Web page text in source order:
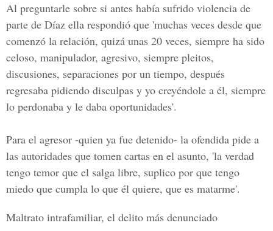
Al preguntarle sobre si antes había sufrido violencia de
parte de Díaz ella respondió que 'muchas veces desde que
comenzó la relación, quizá unas 20 veces, siempre ha sido
celoso, manipulador, agresivo, siempre pleitos,
discusiones, separaciones por un tiempo, después
regresaba pidiendo disculpas y yo creyéndole a él, siempre
lo perdonaba y le daba oportunidades'.
Para el agresor -quien ya fue detenido- la ofendida pide a
las autoridades que tomen cartas en el asunto, 'la verdad
tengo temor que el salga libre, suplico por que tengo
miedo que cumpla lo que él quiere, que es matarme'.
Maltrato intrafamiliar, el delito más denunciado